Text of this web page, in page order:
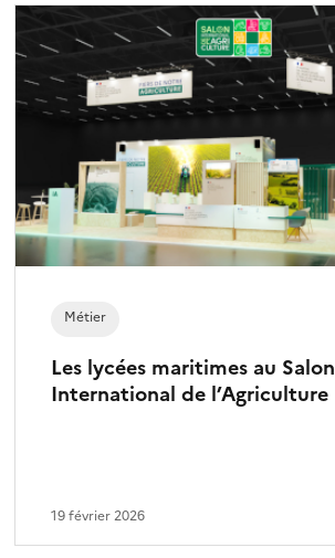
Les lycées maritimes au Salon
International de l’Agriculture
Métier
19 février 2026